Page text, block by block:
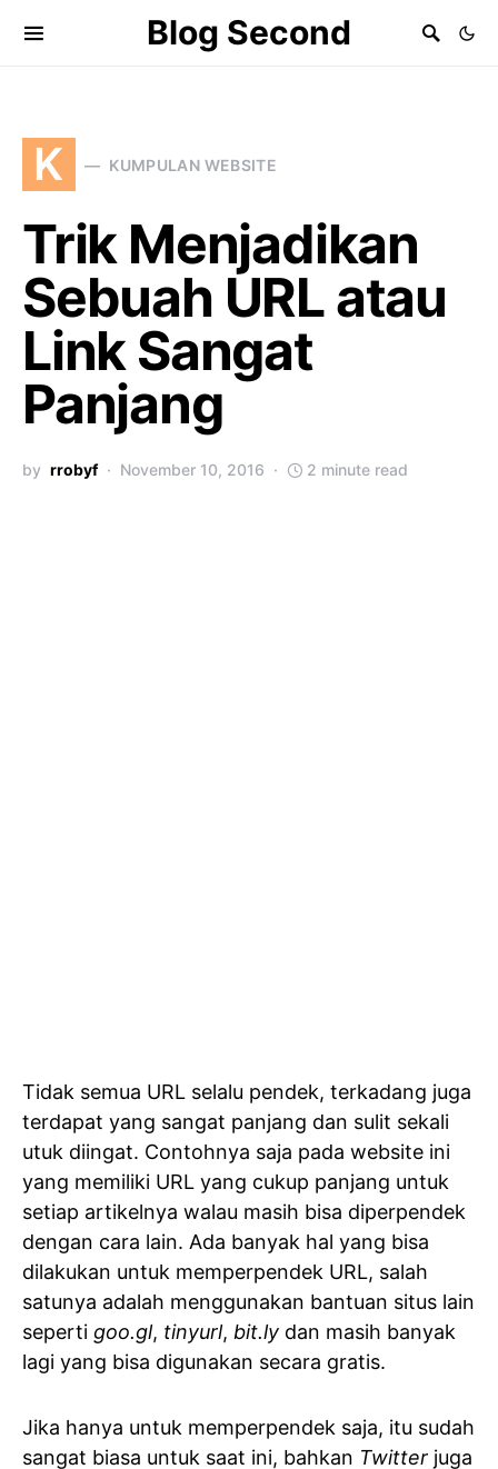
Blog Second
K KUMPULAN WEBSITE
Trik Menjadikan
Sebuah URL atau
Link Sangat
Panjang
by rrobyf November 10, 2016 2 minute read
Tidak semua URL selalu pendek, terkadang juga
terdapat yang sangat panjang dan sulit sekali
utuk diingat. Contohnya saja pada website ini
yang memiliki URL yang cukup panjang untuk
setiap artikelnya walau masih bisa diperpendek
dengan cara lain. Ada banyak hal yang bisa
dilakukan untuk memperpendek URL, salah
satunya adalah menggunakan bantuan situs lain
seperti goo.gl, tinyurl, bit.ly dan masih banyak
lagi yang bisa digunakan secara gratis.
Jika hanya untuk memperpendek saja, itu sudah
sangat biasa untuk saat ini, bahkan Twitter juga